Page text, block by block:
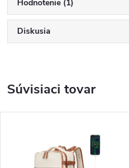
Hodnotenie (1)
Diskusia
Súvisiaci tovar